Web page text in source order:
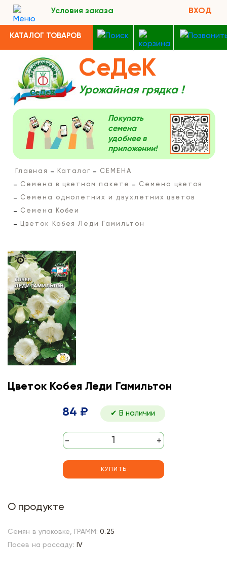
Условия заказа ВХОД
КАТАЛОГ ТОВАРОВ
СеДеК
Урожайная грядка !
Покупать
семена
удобнее в
приложении!
Главная Каталог
СЕМЕНА
Семена в цветном пакете
Семена цветов
Семена однолетних и двухлетних цветов
Семена Кобеи
Цветок Кобея Леди Гамильтон
Цветок Кобея Леди Гамильтон
84 ₽ ✔ В наличии
- +
КУПИТЬ
О продукте
Семян в упаковке, ГРАММ: 0.25
Посев на рассаду: IV